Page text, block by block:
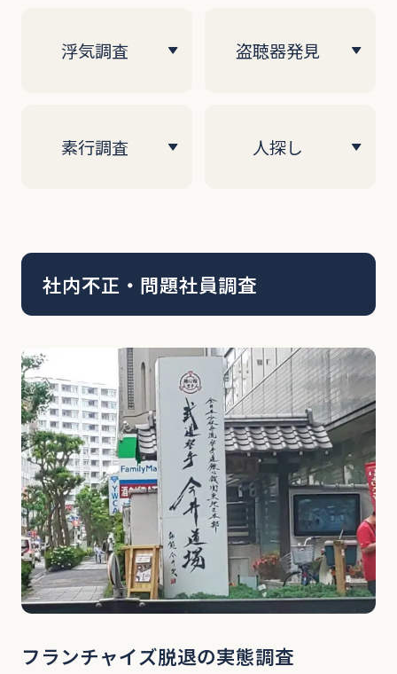
浮気調査 盗聴器発見
素行調査 人探し
社内不正・問題社員調査
フランチャイズ脱退の実態調査